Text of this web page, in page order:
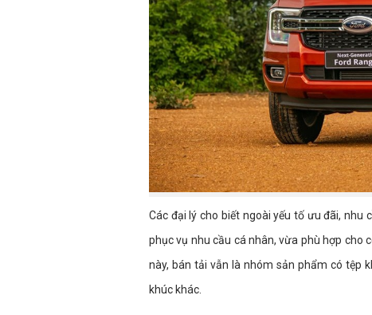
Các đại lý cho biết ngoài yếu tố ưu đãi,
phục vụ nhu cầu cá nhân, vừa phù hợp cho
này, bán tải vẫn là nhóm sản phẩm có tệp
khúc khác.